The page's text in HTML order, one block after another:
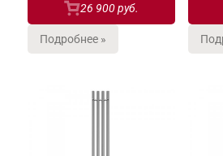
26 900 руб.
Подробнее »